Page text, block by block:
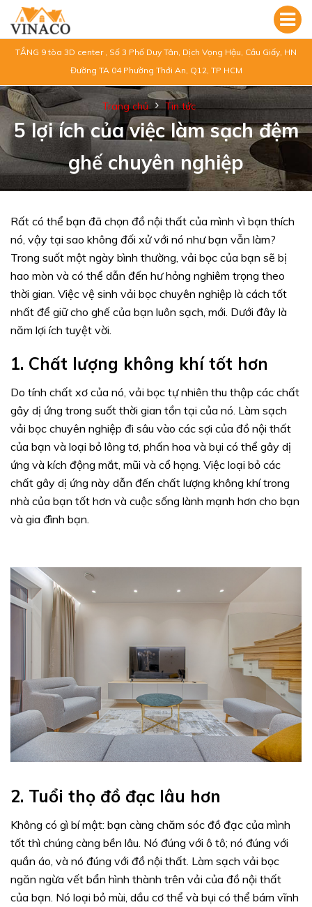
TẦNG 9 tòa 3D center , Số 3 Phố Duy Tân, Dịch Vọng Hậu, Cầu Giấy, HN
Đường TA 04 Phường Thới An, Q12, TP HCM
Trang chủ Tin tức
5 lợi ích của việc làm sạch đệm
ghế chuyên nghiệp
Rất có thể bạn đã chọn đồ nội thất của mình vì bạn thích
nó, vậy tại sao không đối xử với nó như bạn vẫn làm?
Trong suốt một ngày bình thường, vải bọc của bạn sẽ bị
hao mòn và có thể dẫn đến hư hỏng nghiêm trọng theo
thời gian. Việc vệ sinh vải bọc chuyên nghiệp là cách tốt
nhất để giữ cho ghế của bạn luôn sạch, mới. Dưới đây là
năm lợi ích tuyệt vời.
1. Chất lượng không khí tốt hơn
Do tính chất xơ của nó, vải bọc tự nhiên thu thập các chất
gây dị ứng trong suốt thời gian tồn tại của nó. Làm sạch
vải bọc chuyên nghiệp đi sâu vào các sợi của đồ nội thất
của bạn và loại bỏ lông tơ, phấn hoa và bụi có thể gây dị
ứng và kích động mắt, mũi và cổ họng. Việc loại bỏ các
chất gây dị ứng này dẫn đến chất lượng không khí trong
nhà của bạn tốt hơn và cuộc sống lành mạnh hơn cho bạn
và gia đình bạn.
2. Tuổi thọ đồ đạc lâu hơn
Không có gì bí mật: bạn càng chăm sóc đồ đạc của mình
tốt thì chúng càng bền lâu. Nó đúng với ô tô; nó đúng với
quần áo, và nó đúng với đồ nội thất. Làm sạch vải bọc
ngăn ngừa vết bẩn hình thành trên vải của đồ nội thất
của bạn. Nó loại bỏ mùi, dầu cơ thể và bụi có thể bám vĩnh